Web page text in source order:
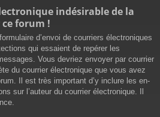
indésirable de la
forum !
d’envoi de courriers électroniques
qui essaient de repérer les
Vous devriez envoyer par courrier
du courrier électronique que vous avez
Il est très important d’y inclure les en-
sur l’auteur du courrier électronique. Il